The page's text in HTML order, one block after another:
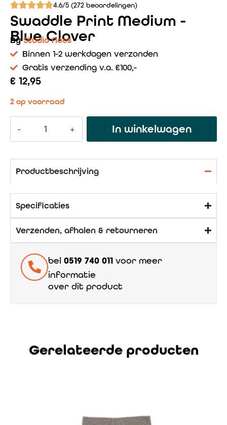
4.6/5 (272 beoordelingen)
Swaddle Print Medium -
Blue Clover
ByStudio Noos
Binnen 1-2 werkdagen verzonden
Gratis verzending v.a. €100,-
€ 12,95
2 op voorraad
In winkelwagen
Productbeschrijving
Specificaties
Verzenden, afhalen & retourneren
bel 0519 740 011 voor meer
informatie
over dit product
Gerelateerde producten